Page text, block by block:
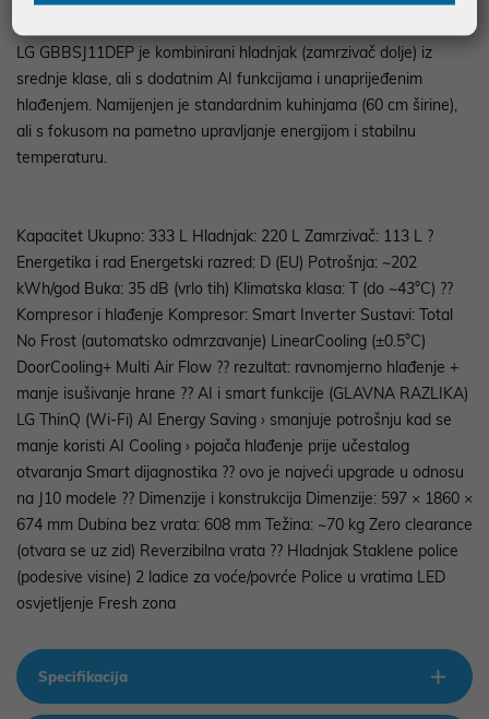
LG GBBSJ11DEP je kombinirani hladnjak (zamrzivač dolje) iz
srednje klase, ali s dodatnim AI funkcijama i unaprijeđenim
hlađenjem. Namijenjen je standardnim kuhinjama (60 cm širine),
ali s fokusom na pametno upravljanje energijom i stabilnu
temperaturu.
Kapacitet Ukupno: 333 L Hladnjak: 220 L Zamrzivač: 113 L ?
Energetika i rad Energetski razred: D (EU) Potrošnja: ~202
kWh/god Buka: 35 dB (vrlo tih) Klimatska klasa: T (do ~43°C) ??
Kompresor i hlađenje Kompresor: Smart Inverter Sustavi: Total
No Frost (automatsko odmrzavanje) LinearCooling (±0.5°C)
DoorCooling+ Multi Air Flow ?? rezultat: ravnomjerno hlađenje +
manje isušivanje hrane ?? AI i smart funkcije (GLAVNA RAZLIKA)
LG ThinQ (Wi-Fi) AI Energy Saving › smanjuje potrošnju kad se
manje koristi AI Cooling › pojača hlađenje prije učestalog
otvaranja Smart dijagnostika ?? ovo je najveći upgrade u odnosu
na J10 modele ?? Dimenzije i konstrukcija Dimenzije: 597 × 1860 ×
674 mm Dubina bez vrata: 608 mm Težina: ~70 kg Zero clearance
(otvara se uz zid) Reverzibilna vrata ?? Hladnjak Staklene police
(podesive visine) 2 ladice za voće/povrće Police u vratima LED
osvjetljenje Fresh zona
Specifikacija